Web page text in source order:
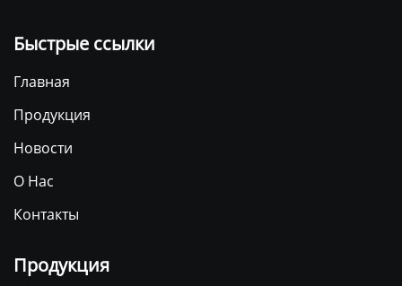
Быстрые ссылки
Главная
Продукция
Новости
О Нас
Контакты
Продукция